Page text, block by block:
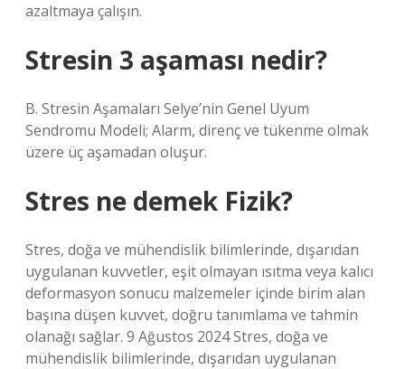
azaltmaya çalışın.
Stresin 3 aşaması nedir?
B. Stresin Aşamaları Selye’nin Genel Uyum
Sendromu Modeli; Alarm, direnç ve tükenme olmak
üzere üç aşamadan oluşur.
Stres ne demek Fizik?
Stres, doğa ve mühendislik bilimlerinde, dışarıdan
uygulanan kuvvetler, eşit olmayan ısıtma veya kalıcı
deformasyon sonucu malzemeler içinde birim alan
başına düşen kuvvet, doğru tanımlama ve tahmin
olanağı sağlar. 9 Ağustos 2024 Stres, doğa ve
mühendislik bilimlerinde, dışarıdan uygulanan